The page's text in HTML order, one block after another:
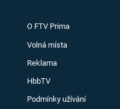
O FTV Prima
Volná místa
Reklama
HbbTV
Podmínky užívání